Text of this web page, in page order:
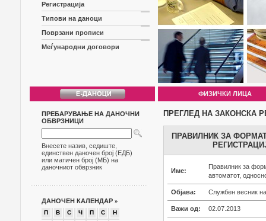
Регистрација
Типови на даноци
Поврзани прописи
Меѓународни договори
ФИЗИЧКИ ЛИЦА
ПРЕБАРУВАЊЕ НА ДАНОЧНИ
ОБВРЗНИЦИ
Внесете назив, седиште,
единствен даночен број (ЕДБ)
или матичен број (МБ) на
даночниот обврзник
ДАНОЧЕН КАЛЕНДАР »
П В С Ч П С
Н
ПРЕГЛЕД НА ЗАКОНСКА
ПРАВИЛНИК ЗА
Име:
Правилник за
автоматот,
Објава: Службен весник
Важи од: 02.07.2013